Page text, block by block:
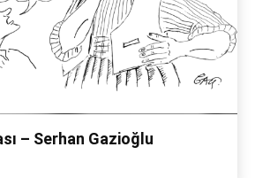
– Serhan Gazioğlu